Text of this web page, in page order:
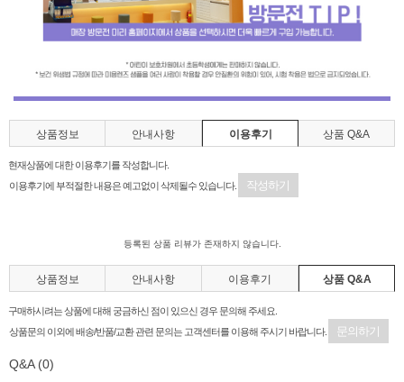
상품정보 안내사항 이용후기 상품 Q&A
현재상품에 대한 이용후기를 작성합니다.
이용후기에 부적절한 내용은 예고없이 삭제될수 있습니다.
작성하기
등록된 상품 리뷰가 존재하지 않습니다.
상품정보 안내사항 이용후기 상품 Q&A
구매하시려는 상품에 대해 궁금하신 점이 있으신 경우 문의해 주세요.
상품문의 이외에 배송/반품/교환 관련 문의는 고객센터를 이용해 주시기 바랍니다.
문의하기
Q&A(0)